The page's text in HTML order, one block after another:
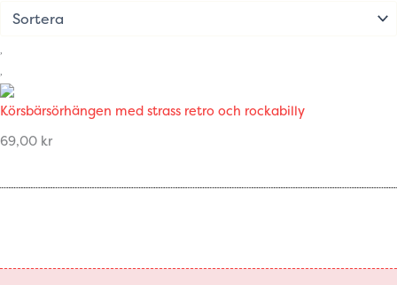
Körsbärsörhängen med strass retro och rockabilly
69,00 kr